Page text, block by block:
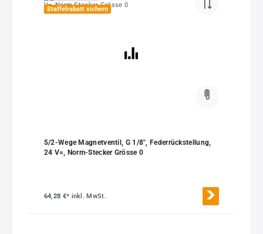
Staffelrabatt sichern
5/2-Wege Magnetventil, G 1/8", Federrückstellung,
24 V=, Norm-Stecker Grösse 0
64,28 €* inkl. MwSt.